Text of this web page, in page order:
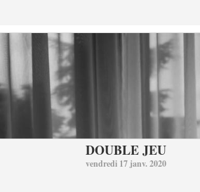
DOUBLE JEU
vendredi 17 janv. 2020